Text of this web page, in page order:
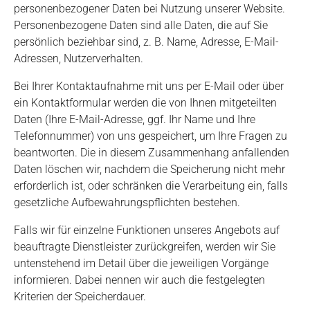
personenbezogener Daten bei Nutzung unserer Website.
Personenbezogene Daten sind alle Daten, die auf Sie
persönlich beziehbar sind, z. B. Name, Adresse, E-Mail-
Adressen, Nutzerverhalten.
Bei Ihrer Kontaktaufnahme mit uns per E-Mail oder über
ein Kontaktformular werden die von Ihnen mitgeteilten
Daten (Ihre E-Mail-Adresse, ggf. Ihr Name und Ihre
Telefonnummer) von uns gespeichert, um Ihre Fragen zu
beantworten. Die in diesem Zusammenhang anfallenden
Daten löschen wir, nachdem die Speicherung nicht mehr
erforderlich ist, oder schränken die Verarbeitung ein, falls
gesetzliche Aufbewahrungspflichten bestehen.
Falls wir für einzelne Funktionen unseres Angebots auf
beauftragte Dienstleister zurückgreifen, werden wir Sie
untenstehend im Detail über die jeweiligen Vorgänge
informieren. Dabei nennen wir auch die festgelegten
Kriterien der Speicherdauer.